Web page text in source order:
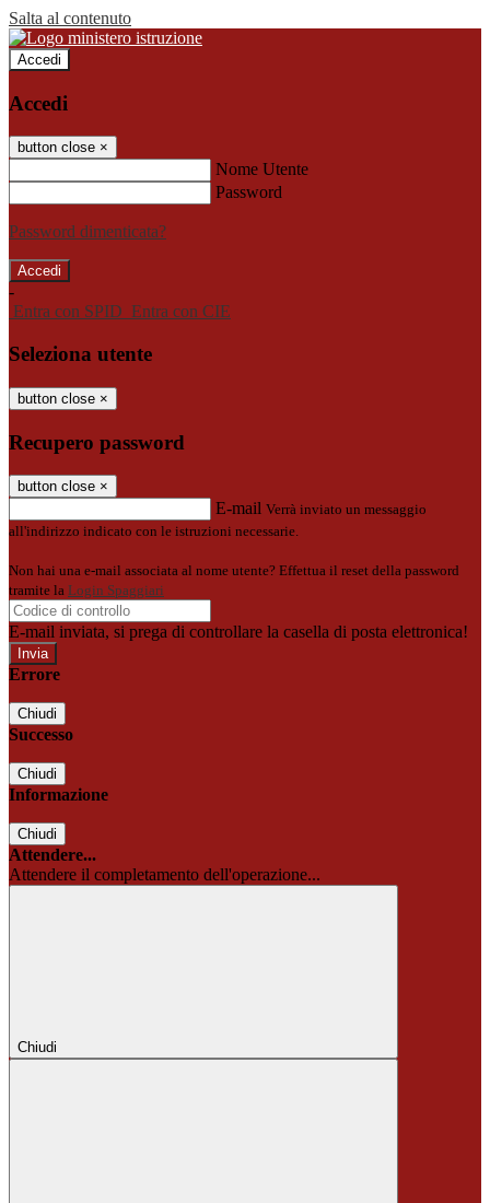
Salta al contenuto
Accedi
Accedi
button close ×
Nome Utente
Password
Password dimenticata?
-
Entra con SPID Entra con CIE
Seleziona utente
button close ×
Recupero password
button close ×
E-mail Verrà inviato un messaggio
all'indirizzo indicato con le istruzioni necessarie.
Non hai una e-mail associata al nome utente? Effettua il reset della password
tramite la Login Spaggiari
E-mail inviata, si prega di controllare la casella di posta elettronica!
Errore
Chiudi
Successo
Chiudi
Informazione
Chiudi
Attendere...
Attendere il completamento dell'operazione...
Chiudi